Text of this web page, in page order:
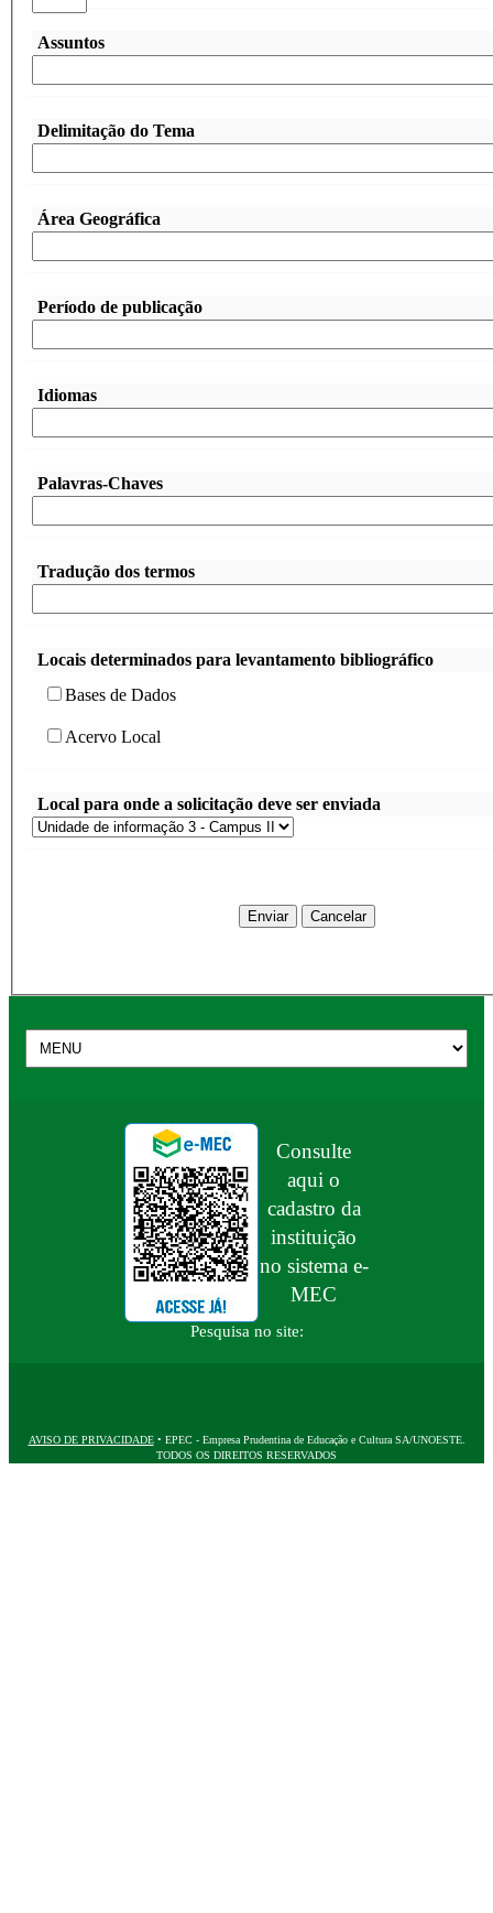
Assuntos
Delimitação do Tema
Área Geográfica
Período de publicação
Idiomas
Palavras-Chaves
Tradução dos termos
Locais determinados para levantamento bibliográfico
Bases de Dados
Acervo Local
Local para onde a solicitação deve ser enviada
Consulte
aqui o
cadastro da
instituição
no sistema e-
MEC
Pesquisa no site:
AVISO DE PRIVACIDADE• EPEC - Empresa Prudentina de Educação e Cultura SA/UNOESTE.
TODOS OS DIREITOS RESERVADOS